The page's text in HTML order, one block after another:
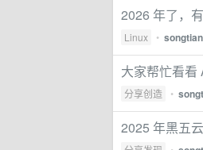
2026 年了，
Linux •
大家帮忙看看
分享创造 •
2025 年黑五